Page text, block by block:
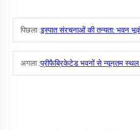
पिछला :इस्पात संरचनाओं की तन्यता: भवन भूकंप प्रतिरोध में सहायता
अगला :प्रीफैब्रिकेटेड भवनों से न्यूनतम स्थल पर